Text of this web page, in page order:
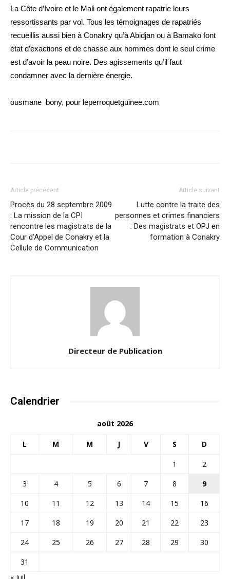
La Côte d’Ivoire et le Mali ont également rapatrie leurs
ressortissants par vol. Tous les témoignages de rapatriés
recueillis aussi bien à Conakry qu’à Abidjan ou à Bamako font
état d’exactions et de chasse aux hommes dont le seul crime
est d’avoir la peau noire. Des agissements qu’il faut
condamner avec la dernière énergie.
ousmane bony, pour leperroquetguinee.com
Article précédent
Procès du 28 septembre 2009
: La mission de la CPI
rencontre les magistrats de la
Cour d’Appel de Conakry et la
Cellule de Communication
Article suivant
Lutte contre la traite des
personnes et crimes financiers
: Des magistrats et OPJ en
formation à Conakry
Directeur de Publication
Calendrier
août 2026
L M M J V S D
1
2
3
4 5 6 7 8
9
10
11 12 13 14 15
16
17
18 19 20 21 22
23
24
25 26 27 28 29
30
31